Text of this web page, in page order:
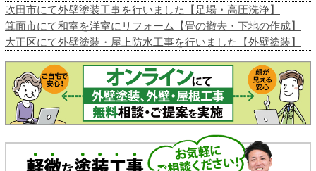
吹田市にて外壁塗装工事を行いました【足場・高圧洗浄】
箕面市にて和室を洋室にリフォーム【畳の撤去・下地の作成】
大正区にて外壁塗装・屋上防水工事を行いました【外壁塗装】